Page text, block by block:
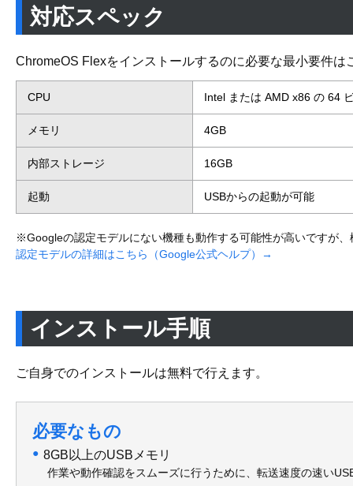
対応スペック
ChromeOS Flexをインストールするのに必要な最小要件は
CPU Intel または AMD x86 の 64
メモリ 4GB
内部ストレージ 16GB
起動 USBからの起動が可能
※Googleの認定モデルにない機種も動作する可能性が高いですが
認定モデルの詳細はこちら（Google公式ヘルプ）→
インストール手順
ご自身でのインストールは無料で行えます。
必要なもの
8GB以上のUSBメモリ
作業や動作確認をスムーズに行うために、転送速度の速い